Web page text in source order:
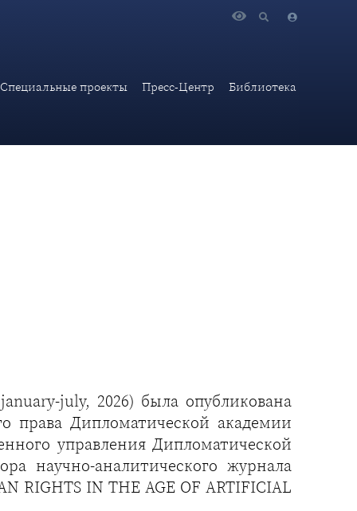
Специальные проекты Пресс-Центр Библиотека
july, 2026) была опубликована
права Дипломатической академии
управления Дипломатической
научно-аналитического журнала
RIGHTS IN THE AGE OF ARTIFICIAL